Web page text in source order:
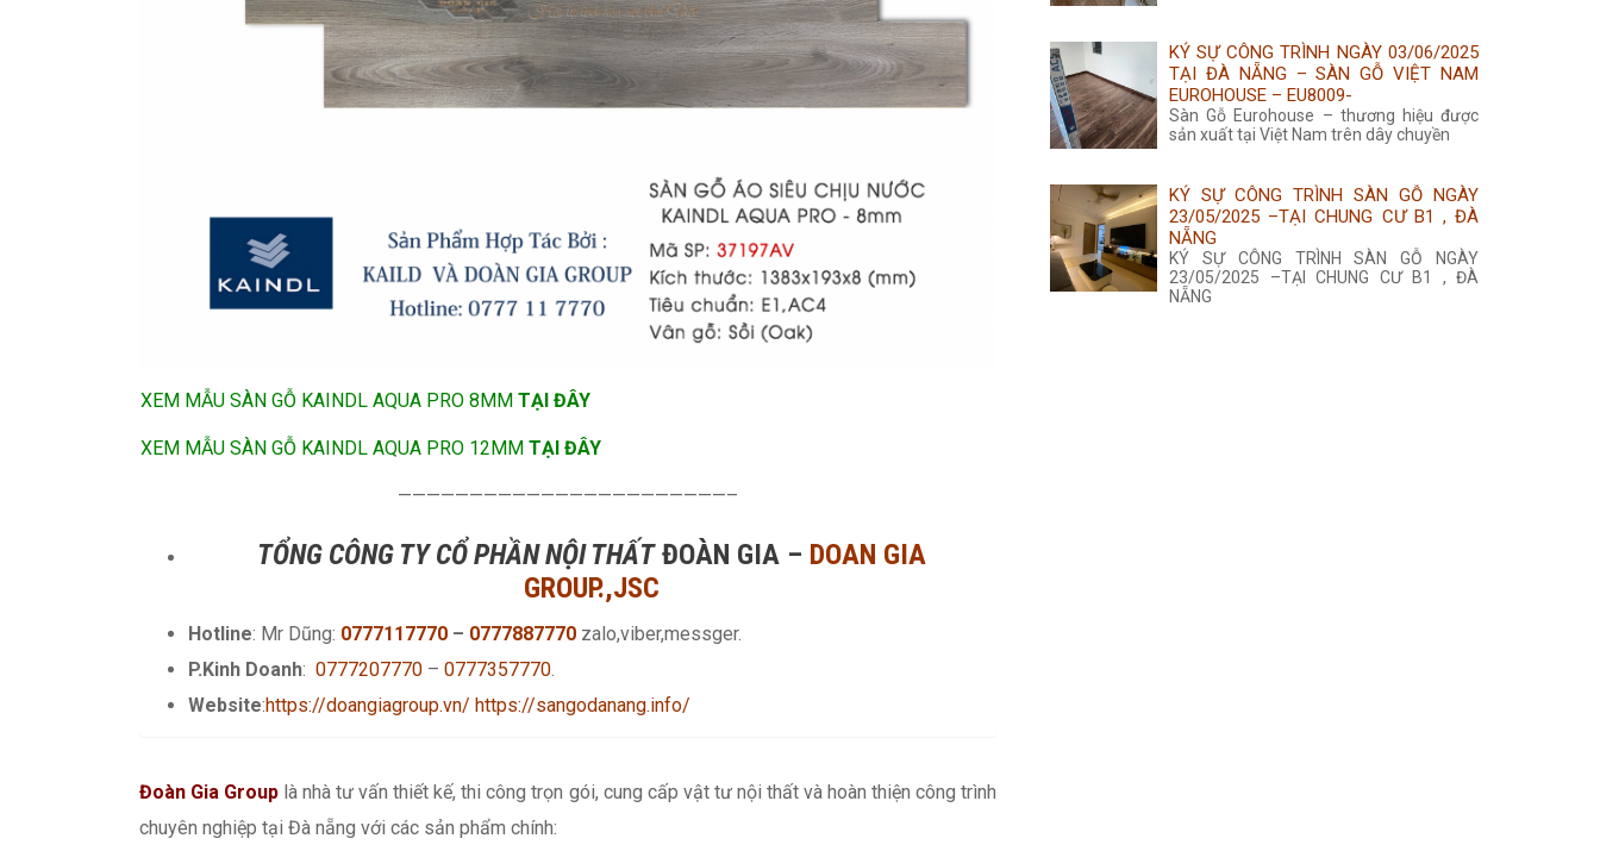
XEM MẪU SÀN GỖ KAINDL AQUA PRO 8MM TẠI ĐÂY
XEM MẪU SÀN GỖ KAINDL AQUA PRO 12MM TẠI ĐÂY
———————————————————————–
TỔNG CÔNG TY CỔ PHẦN NỘI THẤTĐOÀN GIA – DOAN GIA
GROUP.,JSC
Hotline: Mr Dũng: 0777117770 – 0777887770 zalo,viber,messger.
P.Kinh Doanh: 0777207770 – 0777357770.
Website:https://doangiagroup.vn/ https://sangodanang.info/
Đoàn Gia Group là nhà tư vấn thiết kế, thi công trọn gói, cung cấp vật tư nội thất và hoàn thiện công trình
chuyên nghiệp tại Đà nẵng với các sản phẩm chính:
KÝ SỰ CÔNG TRÌNH NGÀY 03/06/2025
TẠI ĐÀ NẴNG – SÀN GỖ VIỆT NAM
EUROHOUSE – EU8009-
Sàn Gỗ Eurohouse – thương hiệu được
sản xuất tại Việt Nam trên dây chuyền
KÝ SỰ CÔNG TRÌNH SÀN GỖ NGÀY
23/05/2025 –TẠI CHUNG CƯ B1 , ĐÀ
NẴNG
KÝ SỰ CÔNG TRÌNH SÀN GỖ NGÀY
23/05/2025 –TẠI CHUNG CƯ B1 , ĐÀ
NẴNG